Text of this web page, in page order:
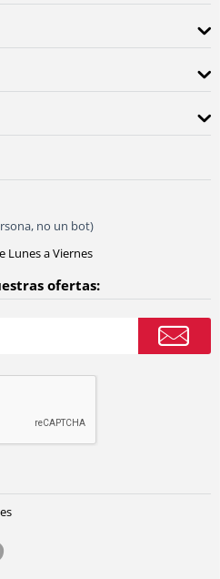
no un bot)
Lunes a Viernes
ofertas: